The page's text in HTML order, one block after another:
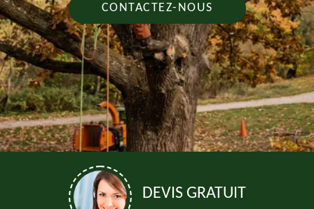
CONTACTEZ-NOUS
DEVIS GRATUIT